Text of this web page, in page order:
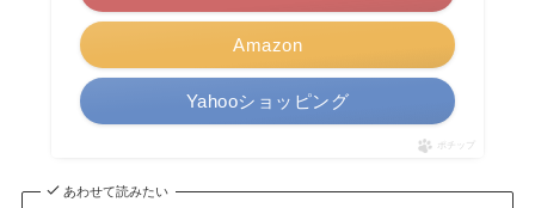
Amazon
Yahooショッピング
ポチップ
あわせて読みたい